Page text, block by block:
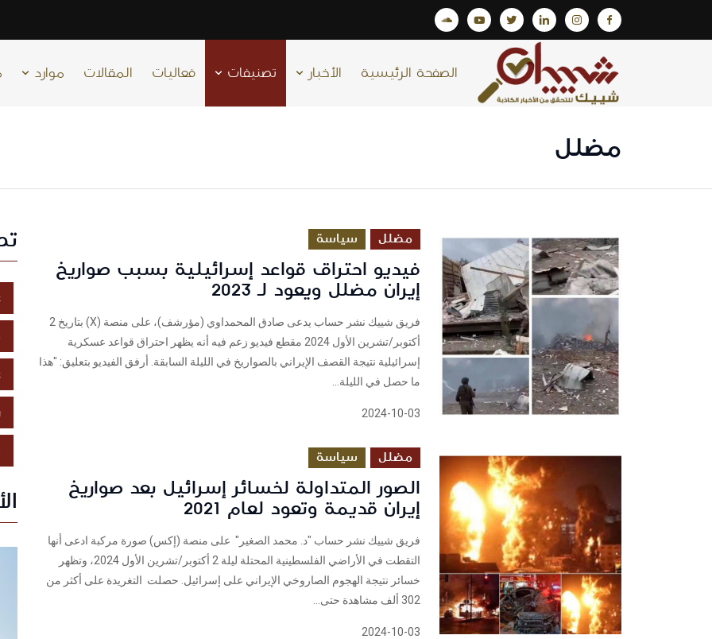
الصفحة الرئيسية الأخبار تصنيفات فعاليات المقالات موارد
مضلل
مضلل سياسة
فيديو احتراق قواعد إسرائيلية بسبب صواريخ
إيران مضلل ويعود لـ 2023
فريق شييك نشر حساب يدعى صادق المحمداوي (مؤرشف)، على منصة (X) بتاريخ 2
أكتوبر/تشرين الأول 2024 مقطع فيديو زعم فيه أنه يظهر احتراق قواعد عسكرية
إسرائيلية نتيجة القصف الإيراني بالصواريخ في الليلة السابقة. أرفق الفيديو بتعليق: "هذا
ما حصل في الليلة...
2024-10-03
مضلل سياسة
الصور المتداولة لخسائر إسرائيل بعد صواريخ
إيران قديمة وتعود لعام 2021
فريق شييك نشر حساب "د. محمد الصغير" على منصة (إكس) صورة مركبة ادعى أنها
التقطت في الأراضي الفلسطينية المحتلة ليلة 2 أكتوبر/تشرين الأول 2024، وتظهر
خسائر نتيجة الهجوم الصاروخي الإيراني على إسرائيل. حصلت التغريدة على أكثر من
302 ألف مشاهدة حتى...
2024-10-03